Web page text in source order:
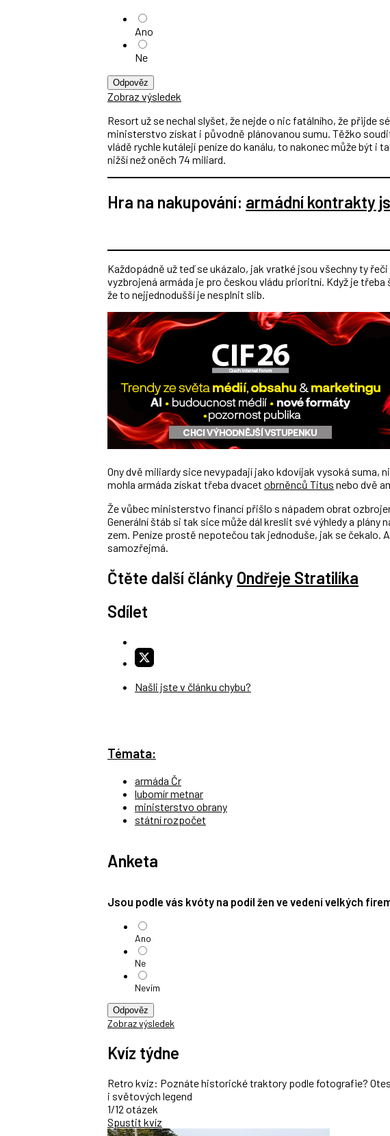
Ano
Ne
Odpověz
Zobraz výsledek
Resort už se nechal slyšet, že nejde o nic fatálního, že přijde
ministerstvo získat i původně plánovanou sumu. Těžko
vládě rychle kutálejí peníze do kanálu, to nakonec může být i
nižší než oněch 74 miliard.
Hra na nakupování: armádní kontrakty
Každopádně už teď se ukázalo, jak vratké jsou všechny ty
vyzbrojená armáda je pro českou vládu prioritní. Když je
že to nejjednodušší je nesplnit slib.
Ony dvě miliardy sice nevypadají jako kdovíjak vysoká suma,
mohla armáda získat třeba dvacet obrněnců Titus nebo dvě
Že vůbec ministerstvo financí přišlo s nápadem obrat
Generální štáb si tak sice může dál kreslit své výhledy a plány
zem. Peníze prostě nepotečou tak jednoduše, jak se čekalo.
samozřejmá.
Čtěte další články Ondřeje Stratilíka
Sdílet
Našli jste v článku chybu?
Témata:
armáda Čr
lubomír metnar
ministerstvo obrany
státní rozpočet
Anketa
Jsou podle vás kvóty na podíl žen ve vedení velkých
Ano
Ne
Nevím
Odpověz
Zobraz výsledek
Kvíz týdne
Retro kvíz: Poznáte historické traktory podle fotografie?
i světových legend
1/12 otázek
Spustit kvíz